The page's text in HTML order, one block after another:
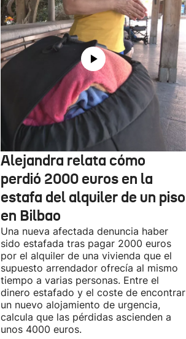
Alejandra relata cómo
perdió 2000 euros en la
estafa del alquiler de un piso
en Bilbao
Una nueva afectada denuncia haber
sido estafada tras pagar 2000 euros
por el alquiler de una vivienda que el
supuesto arrendador ofrecía al mismo
tiempo a varias personas. Entre el
dinero estafado y el coste de encontrar
un nuevo alojamiento de urgencia,
calcula que las pérdidas ascienden a
unos 4000 euros.